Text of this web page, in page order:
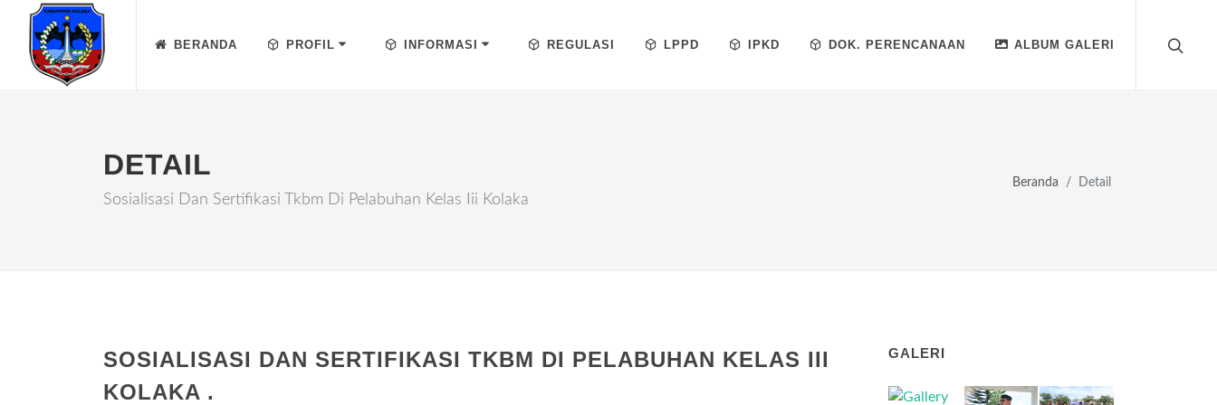
BERANDA PROFIL INFORMASI REGULASI LPPD IPKD DOK. PERENCANAAN ALBUM GALERI
DETAIL
Sosialisasi Dan Sertifikasi Tkbm Di Pelabuhan Kelas Iii Kolaka
Beranda Detail
SOSIALISASI DAN SERTIFIKASI TKBM DI PELABUHAN KELAS III
KOLAKA .
GALERI